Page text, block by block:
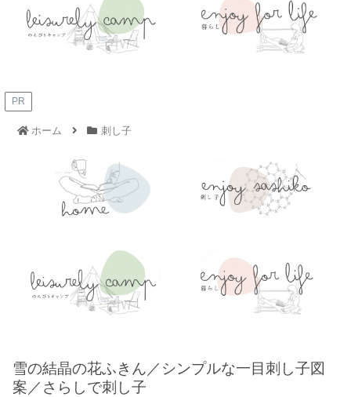
PR
ホーム 刺し子
雪の結晶の花ふきん／シンプルな一目刺し子図
案／さらしで刺し子